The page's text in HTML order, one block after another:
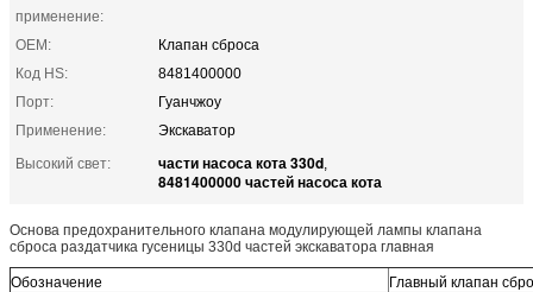
применение:
OEM:
Клапан сброса
Код HS:
8481400000
Порт:
Гуанчжоу
Применение:
Экскаватор
Высокий свет:
части насоса кота 330d,
8481400000 частей насоса кота
Основа предохранительного клапана модулирующей лампы клапана
сброса раздатчика гусеницы 330d частей экскаватора главная
Обозначение
Главный клапан